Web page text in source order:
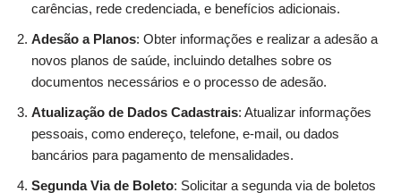
carências, rede credenciada, e benefícios adicionais.
Adesão a Planos: Obter informações e realizar a adesão a
novos planos de saúde, incluindo detalhes sobre os
documentos necessários e o processo de adesão.
Atualização de Dados Cadastrais: Atualizar informações
pessoais, como endereço, telefone, e-mail, ou dados
bancários para pagamento de mensalidades.
Segunda Via de Boleto: Solicitar a segunda via de boletos